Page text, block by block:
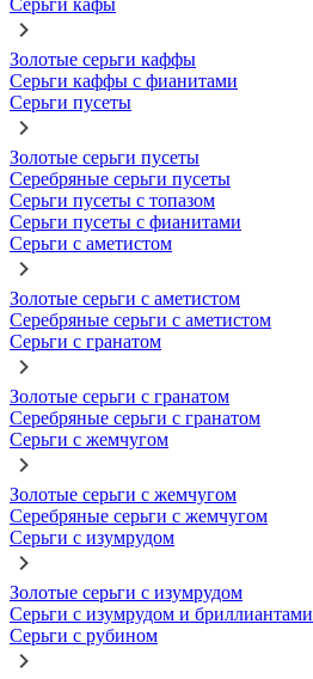
Серьги кафы
Золотые серьги каффы
Серьги каффы с фианитами
Серьги пусеты
Золотые серьги пусеты
Серебряные серьги пусеты
Серьги пусеты с топазом
Серьги пусеты с фианитами
Серьги с аметистом
Золотые серьги с аметистом
Серебряные серьги с аметистом
Серьги с гранатом
Золотые серьги с гранатом
Серебряные серьги с гранатом
Серьги с жемчугом
Золотые серьги с жемчугом
Серебряные серьги с жемчугом
Серьги с изумрудом
Золотые серьги с изумрудом
Серьги с изумрудом и бриллиантами
Серьги с рубином